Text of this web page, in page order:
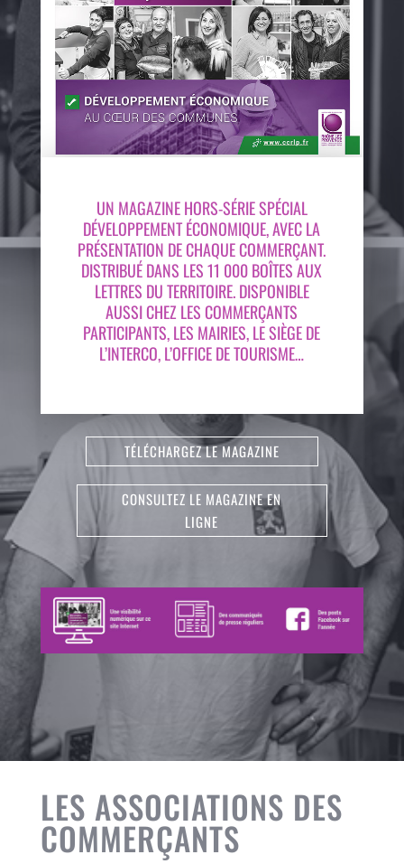
UN MAGAZINE HORS-SÉRIE SPÉCIAL
DÉVELOPPEMENT ÉCONOMIQUE, AVEC LA
PRÉSENTATION DE CHAQUE COMMERÇANT.
DISTRIBUÉ DANS LES 11 000 BOÎTES AUX
LETTRES DU TERRITOIRE. DISPONIBLE
AUSSI CHEZ LES COMMERÇANTS
PARTICIPANTS, LES MAIRIES, LE SIÈGE DE
L’INTERCO, L’OFFICE DE TOURISME…
TÉLÉCHARGEZ LE MAGAZINE
CONSULTEZ LE MAGAZINE EN
LIGNE
LES ASSOCIATIONS DES
COMMERÇANTS